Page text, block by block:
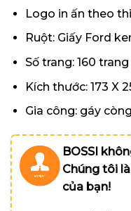
Logo in ấn theo
Ruột: Giấy Ford
Số trang: 160
Kích thước: 173 X
Gia công: gáy còng
BOSSI
Chúng tôi
của bạn!